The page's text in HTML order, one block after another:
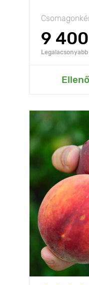
9 400